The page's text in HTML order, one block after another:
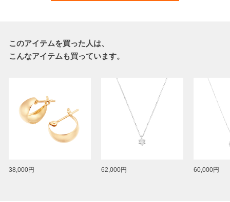
このアイテムを買った人は、
こんなアイテムも買っています。
38,000円 62,000円 60,000円